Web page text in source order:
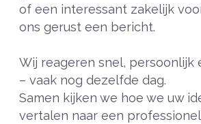
of een interessant zakelijk
ons gerust een bericht.
Wij reageren snel, persoonlijk
– vaak nog dezelfde dag.
Samen kijken we hoe we uw
vertalen naar een